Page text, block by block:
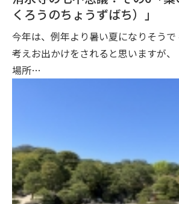
くろうのちょうずばち）」
今年は、例年より暑い夏になりそう
考えお出かけをされると思いますが
場所…